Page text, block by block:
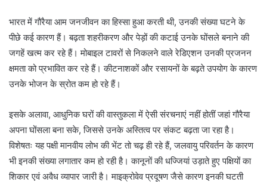
भारत में गौरैया आम जनजीवन का हिस्सा हुआ करती थी, उनकी संख्या घटने के
पीछे कई कारण हैं। बढ़ता शहरीकरण और पेड़ों की कटाई उनके घोंसले बनाने की
जगहें खत्म कर रहे हैं। मोबाइल टावरों से निकलने वाले रेडिएशन उनकी प्रजनन
क्षमता को प्रभावित कर रहे हैं। कीटनाशकों और रसायनों के बढ़ते उपयोग के कारण
उनके भोजन के स्रोत कम हो रहे हैं।
इसके अलावा, आधुनिक घरों की वास्तुकला में ऐसी संरचनाएं नहीं होतीं जहां गौरैया
अपना घोंसला बना सके, जिससे उनके अस्तित्व पर संकट बढ़ता जा रहा है।
विशेषतः यह पक्षी मानवीय लोभ की भेंट तो चढ़ ही रहे हैं, जलवायु परिवर्तन के कारण
भी इनकी संख्या लगातार कम हो रही है। कानूनों की धज्जियां उड़ाते हुए पक्षियों का
शिकार एवं अवैध व्यापार जारी है। माइक्रोवेव प्रदूषण जैसे कारण इनकी घटती